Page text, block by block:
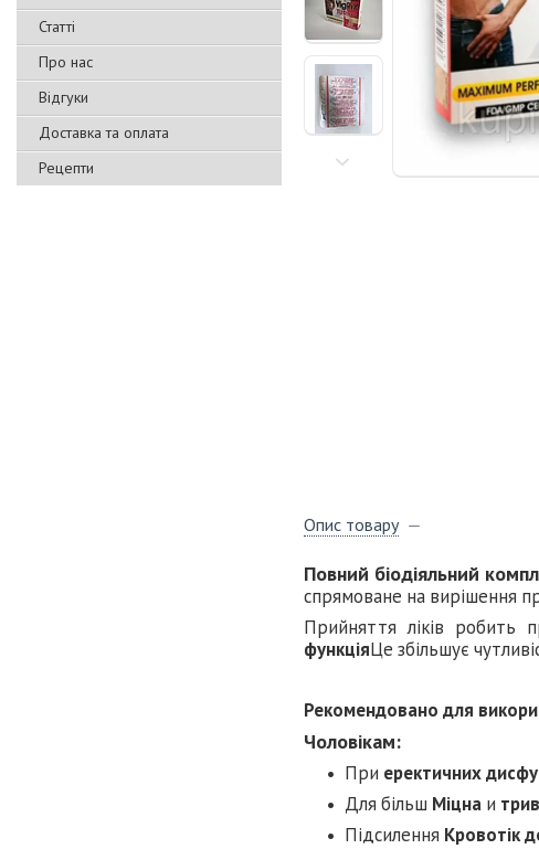
Статті
Про нас
Відгуки
Доставка та оплата
Рецепти
Опис товару
Повний біодіяльний
спрямоване на вирішення
Прийняття ліків робить
функціяЦе збільшує
Рекомендовано для
Чоловікам:
При еректичних
Для більш Міцна и
Підсилення Кровотік